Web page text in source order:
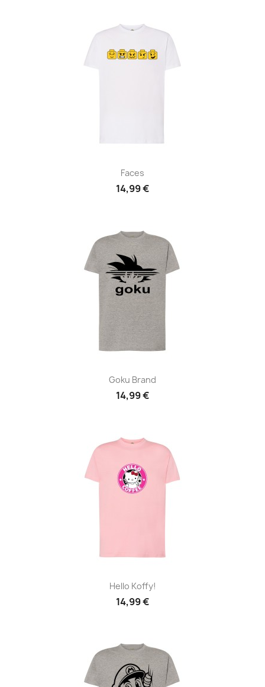
Faces
14,99 €
Goku Brand
14,99 €
Hello Koffy!
14,99 €